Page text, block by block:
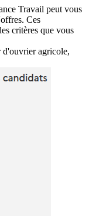
Travail peut vous
Ces
critères que vous
d'ouvrier agricole,